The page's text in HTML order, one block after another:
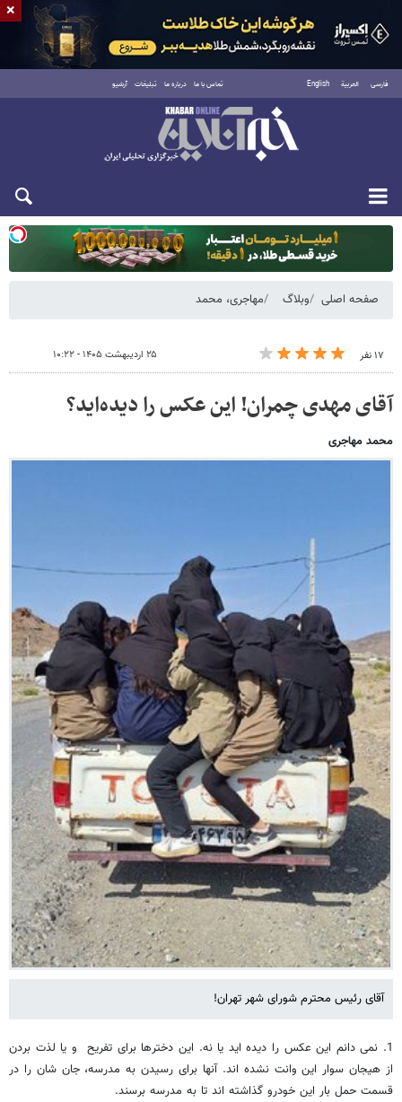
فارسی العربية English تماس با ما درباره ما تبلیغات آرشیو
یکشنبه ۱۸ مرداد ۱۴۰۵
صفحه اصلی وبلاگ مهاجری، محمد
۱۷ نفر ۲۵ اردیبهشت ۱۴۰۵ - ۱۰:۲۲
آقای مهدی چمران! این عکس را دیده‌اید؟
محمد مهاجری
آقای رئیس محترم شورای شهر تهران!
1. نمی دانم این عکس را دیده اید یا نه. این دخترها برای تفریح و یا لذت بردن
از هیجان سوار این وانت نشده اند. آنها برای رسیدن به مدرسه، جان شان را در
قسمت حمل بار این خودرو گذاشته اند تا به مدرسه برسند.
×